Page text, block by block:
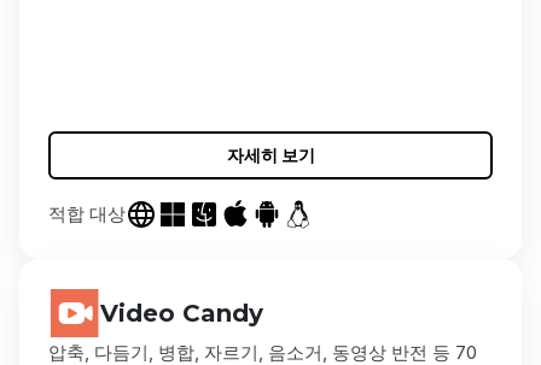
자세히 보기
적합 대상
Video Candy
압축, 다듬기, 병합, 자르기, 음소거, 동영상 반전 등 70